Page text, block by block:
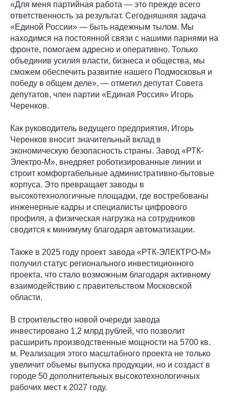
«Для меня партийная работа — это прежде всего
ответственность за результат. Сегодняшняя задача
«Единой России» — быть надежным тылом. Мы
находимся на постоянной связи с нашими парнями на
фронте, помогаем адресно и оперативно. Только
объединив усилия власти, бизнеса и общества, мы
сможем обеспечить развитие нашего Подмосковья и
победу в общем деле», — отметил депутат Совета
депутатов, член партии «Единая Россия» Игорь
Черенков.
Как руководитель ведущего предприятия, Игорь
Черенков вносит значительный вклад в
экономическую безопасность страны. Завод «РТК-
Электро-М», внедряет роботизированные линии и
строит комфортабельные административно-бытовые
корпуса. Это превращает заводы в
высокотехнологичные площадки, где востребованы
инженерные кадры и специалисты цифрового
профиля, а физическая нагрузка на сотрудников
сводится к минимуму благодаря автоматизации.
Также в 2025 году проект завода «РТК-ЭЛЕКТРО-М»
получил статус регионального инвестиционного
проекта, что стало возможным благодаря активному
взаимодействию с правительством Московской
области.
В строительство новой очереди завода
инвестировано 1,2 млрд рублей, что позволит
расширить производственные мощности на 5700 кв.
м. Реализация этого масштабного проекта не только
увеличит объемы выпуска продукции, но и создаст в
городе 50 дополнительных высокотехнологичных
рабочих мест к 2027 году.